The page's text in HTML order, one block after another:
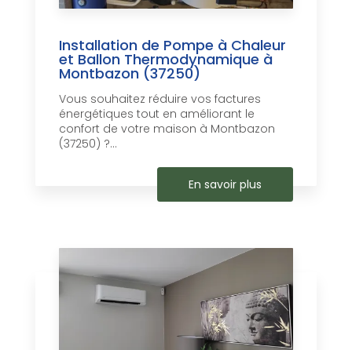
Installation de Pompe à Chaleur
et Ballon Thermodynamique à
Montbazon (37250)
Vous souhaitez réduire vos factures
énergétiques tout en améliorant le
confort de votre maison à Montbazon
(37250) ?...
En savoir plus